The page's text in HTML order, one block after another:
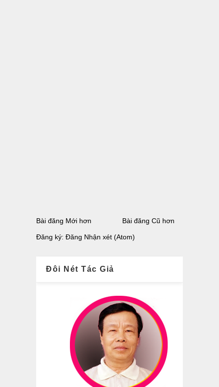
Bài đăng Mới hơn Bài đăng Cũ hơn
Đăng ký: Đăng Nhận xét (Atom)
Đôi Nét Tác Giả